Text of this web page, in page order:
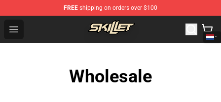
FREE shipping on orders over $100
Open menu
Skillet Shop - Official Skillet Merchandise Store
Wholesale